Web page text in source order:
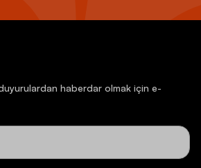
haberdar olmak için e-